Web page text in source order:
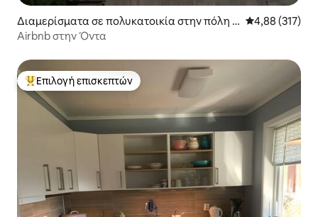
Διαμερίσματα σε πολυκατοικία στην πόλη U
llensvang
Μέση
4,88 (317)
Airbnb στην Όντα
Κορυφαία επιλογή επισκεπτών
Επιλογή επισκεπτών